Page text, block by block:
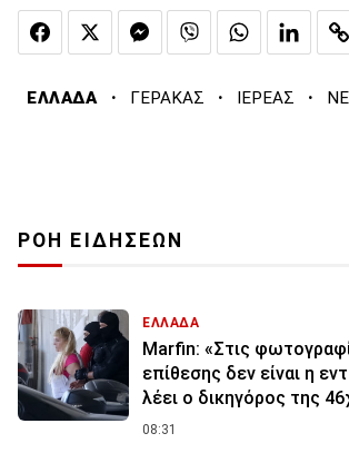
ΕΛΛΑΔΑ · ΓΕΡΑΚΑΣ · ΙΕΡΕΑΣ ·
ΡΟΗ ΕΙΔΗΣΕΩΝ
ΕΛΛΑΔΑ
Marfin: «Στις
επίθεσης δεν είναι η
λέει ο δικηγόρος της
08:31